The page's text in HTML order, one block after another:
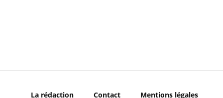
La rédaction Contact Mentions légales